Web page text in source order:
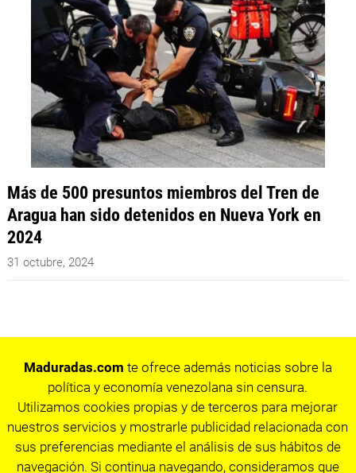
Más de 500 presuntos miembros del Tren de
Aragua han sido detenidos en Nueva York en
2024
31 octubre, 2024
Maduradas.com te ofrece además noticias sobre la
política y economía venezolana sin censura.
Utilizamos cookies propias y de terceros para mejorar
nuestros servicios y mostrarle publicidad relacionada con
sus preferencias mediante el análisis de sus hábitos de
navegación. Si continua navegando, consideramos que